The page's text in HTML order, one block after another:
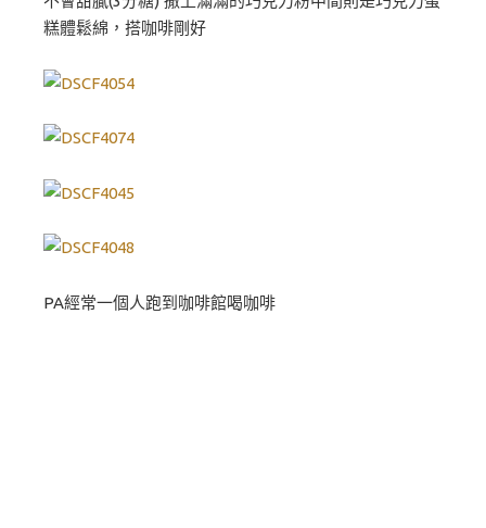
糕體鬆綿，搭咖啡剛好
PA經常一個人跑到咖啡館喝咖啡